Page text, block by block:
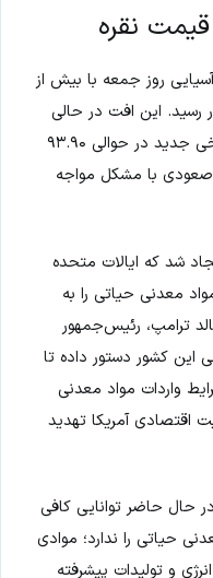
روز جمعه با بیش از
کاهش به محدوده ۹۰.۴۰ دلار رسید. این افت در حالی
رخ داد که نقره پس از ثبت سقف تاریخی جدید در حوالی ۹۳.۹۰
صعودی با مشکل مواجه
شد که ایالات متحده
معدنی حیاتی را به
ترامپ، رئیس‌جمهور
این کشور دستور داده تا
واردات مواد معدنی
اقتصادی آمریکا تهدید
حال حاضر توانایی کافی
حیاتی را ندارد؛ موادی
و تولیدات پیشرفته